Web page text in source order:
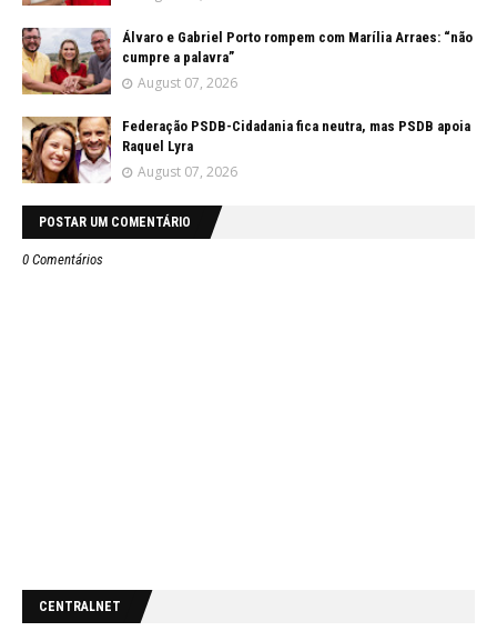
Álvaro e Gabriel Porto rompem com Marília Arraes: “não
cumpre a palavra”
August 07, 2026
Federação PSDB-Cidadania fica neutra, mas PSDB apoia
Raquel Lyra
August 07, 2026
POSTAR UM COMENTÁRIO
0 Comentários
CENTRALNET